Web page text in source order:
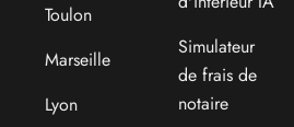
Toulon
Marseille
Lyon
Simulateur
de frais de
notaire